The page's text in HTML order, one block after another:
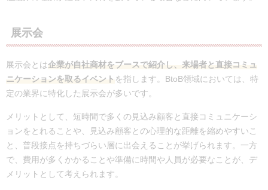
展示会
展示会とは企業が自社商材をブースで紹介し、来場者と直接コミュ
ニケーションを取るイベント を指します。BtoB領域においては、特
定の業界に特化した展示会が多いです。
メリットとして、短時間で多くの見込み顧客と直接コミュニケーシ
ョンをとれることや、見込み顧客との心理的な距離を縮めやすいこ
と、普段接点を持ちづらい層に出会えることが挙げられます。一方
で、費用が多くかかることや準備に時間や人員が必要なことが、デ
メリットとして考えられます。